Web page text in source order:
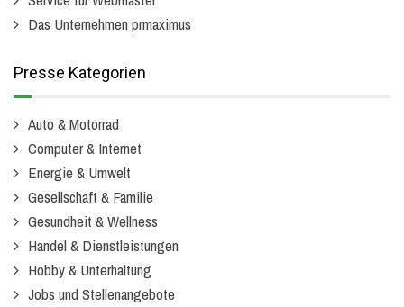
Das Unternehmen prmaximus
Presse Kategorien
Auto & Motorrad
Computer & Internet
Energie & Umwelt
Gesellschaft & Familie
Gesundheit & Wellness
Handel & Dienstleistungen
Hobby & Unterhaltung
Jobs und Stellenangebote